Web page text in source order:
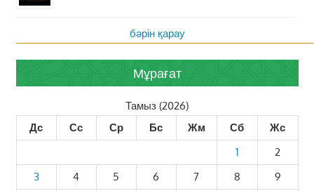
бәрін қарау
Мұрағат
Тамыз (2026)
Дс
Сс Ср Бс Жм Сб
Жс
1
2
3
4 5 6 7 8
9